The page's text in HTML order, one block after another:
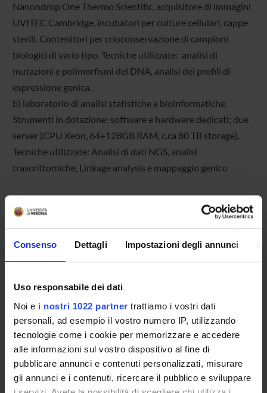
Consenso Dettagli Impostazioni degli annunci
Uso responsabile dei dati
Noi e i nostri 1022 partner trattiamo i vostri dati
personali, ad esempio il vostro numero IP, utilizzando
tecnologie come i cookie per memorizzare e accedere
alle informazioni sul vostro dispositivo al fine di
pubblicare annunci e contenuti personalizzati, misurare
gli annunci e i contenuti, ricercare il pubblico e sviluppare
Nanondrop One Thermo Scientific, acquisitore di immagini
UVITEC Cambridge, incubatori per colture cellulari, cappe
sterili. Contenitori per crioconservazione di campioni
biologici di vario tipo. Tecniche utilizzate: analisi di
mutazioni e polimorfismi del DNA, analisi dei profili di
espressione genica.
b) laboratorio di analisi statistiche e bioinformatiche.
Strumenti in dotazione: software e hardware dedicati; due
server (CPU Xeon, 64+128GB RAM, c.ca 80 TB storage).
Tecniche utilizzate: Analisi di dati NGS, analisi
trascrittomiche, Linkage analysis e mappaggio genico
DETTAGLI
COMPONENTI 6
AVVISI
DOCUMENTI DISPONIBILI